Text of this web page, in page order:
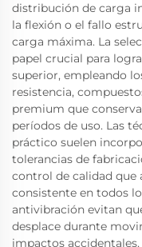
distribución de carga
la flexión o el fallo
carga máxima. La
papel crucial para
superior, empleando
resistencia,
premium que
períodos de uso. Las
práctico suelen
tolerancias de
control de calidad que
consistente en todos
antivibración evitan
desplace durante
impactos